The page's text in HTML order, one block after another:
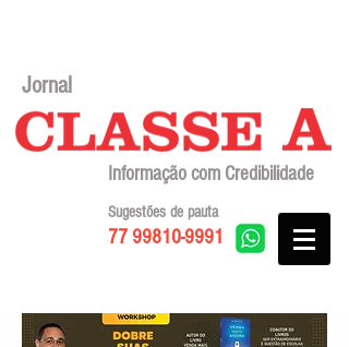
Jornal
Informação com Credibilidade
77 99810-9991
Sugestões de pauta